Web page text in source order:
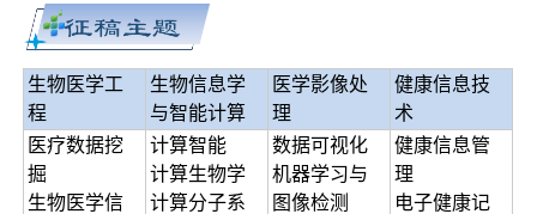
生物医学工
程
生物信息学
与智能计算
医学影像处
理
健康信息技
术
医疗数据挖
掘
生物医学信
计算智能
计算生物学
计算分子系
数据可视化
机器学习与
图像检测
健康信息管
理
电子健康记